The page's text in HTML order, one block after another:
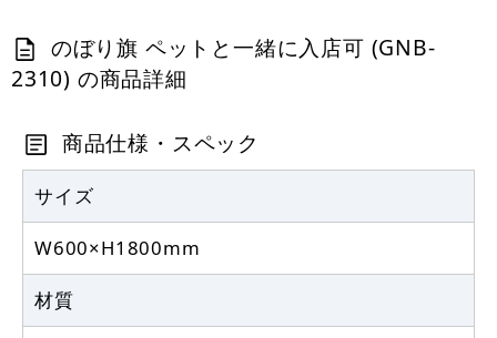
カゴへ
のぼり旗 ペットと一緒に入店可 (GNB-
2310) の商品詳細
商品仕様・スペック
サイズ
W600×H1800mm
材質